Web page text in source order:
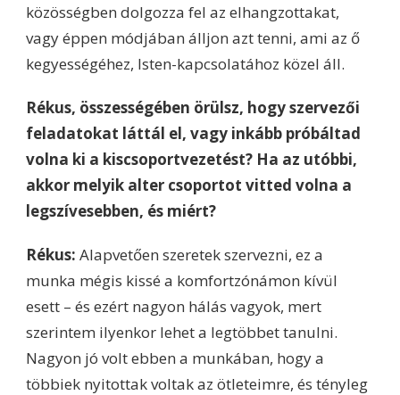
közösségben dolgozza fel az elhangzottakat,
vagy éppen módjában álljon azt tenni, ami az ő
kegyességéhez, Isten-kapcsolatához közel áll.
Rékus, összességében örülsz, hogy szervezői
feladatokat láttál el, vagy inkább próbáltad
volna ki a kiscsoportvezetést? Ha az utóbbi,
akkor melyik alter csoportot vitted volna a
legszívesebben, és miért?
Rékus: Alapvetően szeretek szervezni, ez a
munka mégis kissé a komfortzónámon kívül
esett – és ezért nagyon hálás vagyok, mert
szerintem ilyenkor lehet a legtöbbet tanulni.
Nagyon jó volt ebben a munkában, hogy a
többiek nyitottak voltak az ötleteimre, és tényleg